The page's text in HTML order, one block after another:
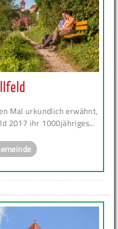
Mal urkundlich erwähnt,
2017 ihr 1000jähriges...